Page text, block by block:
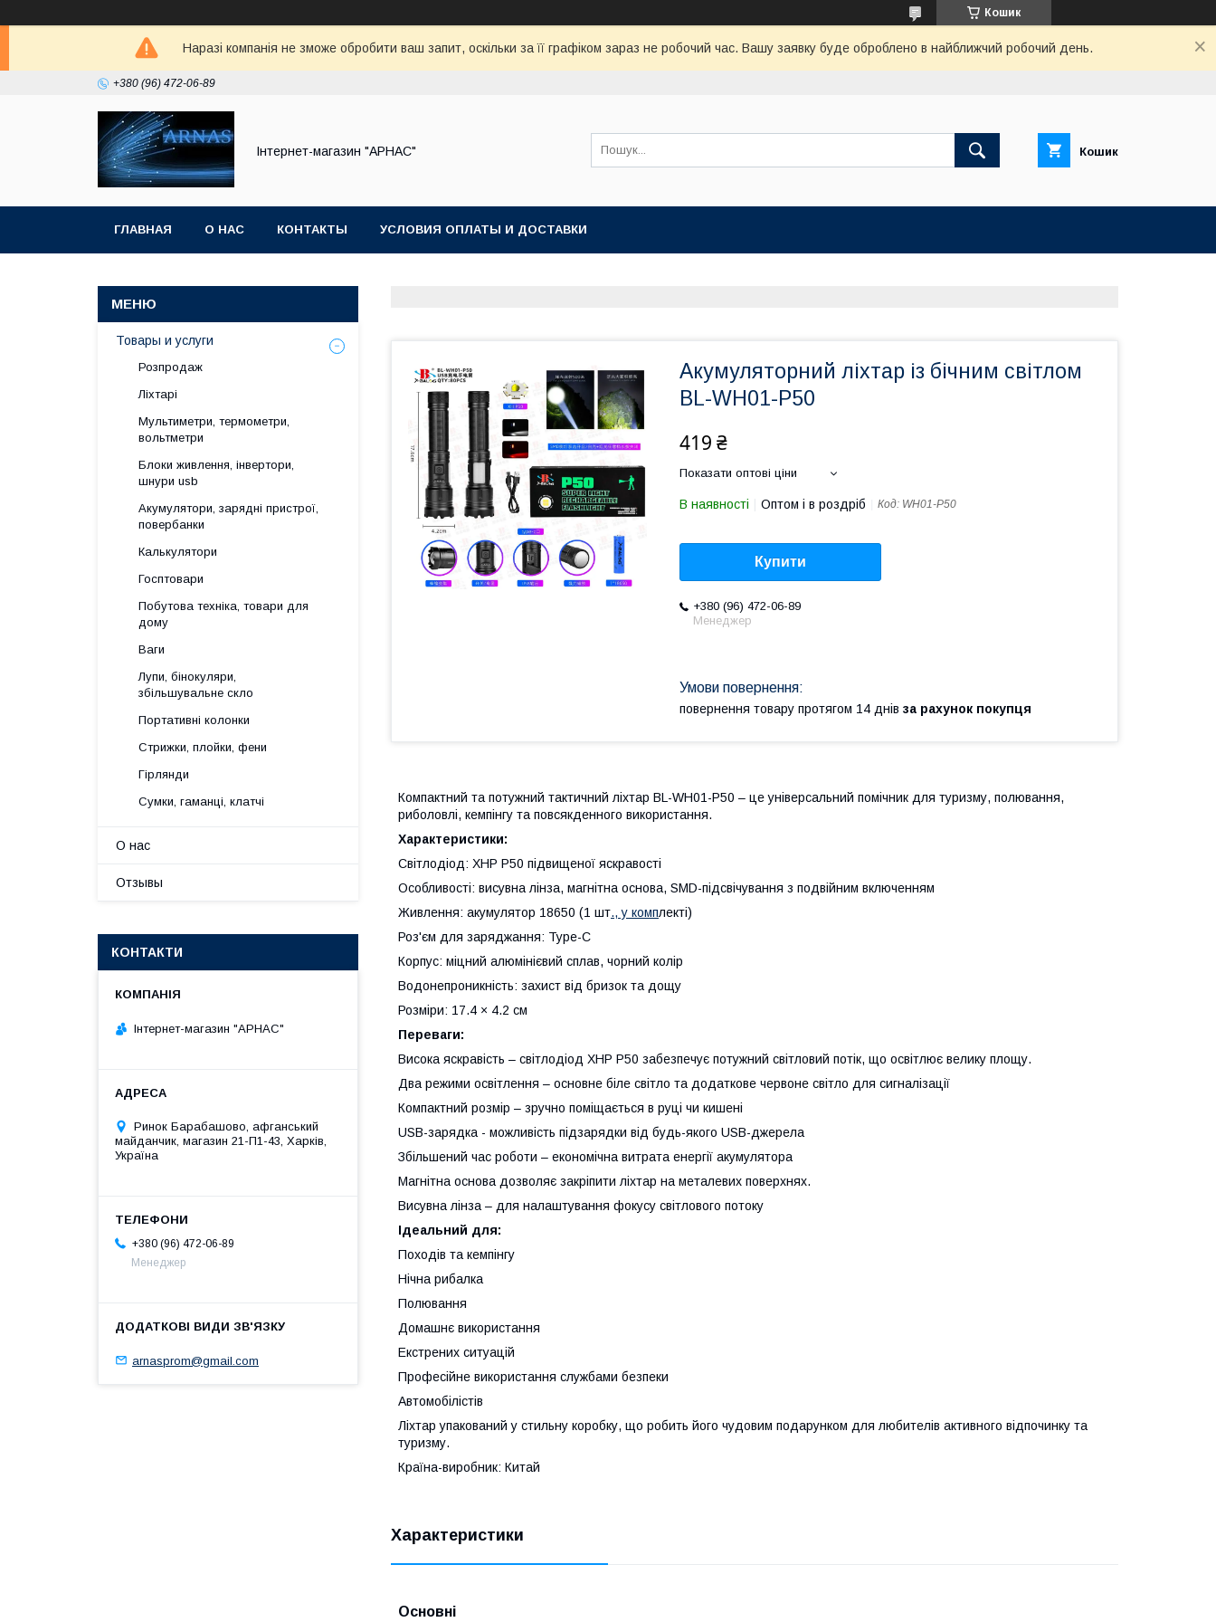
Кошик
Наразі компанія не зможе обробити ваш запит, оскільки за її графіком зараз не робочий час. Вашу заявку буде оброблено в найближчий робочий день.
+380 (96) 472-06-89
Інтернет-магазин "АРНАС" Кошик
ГЛАВНАЯ О НАС КОНТАКТЫ УСЛОВИЯ ОПЛАТЫ И ДОСТАВКИ
Акумуляторний ліхтар із бічним світлом
BL-WH01-P50
419 ₴
Показати оптові ціни
В наявності Оптом і в роздріб Код: WH01-P50
Купити
+380 (96) 472-06-89
Менеджер
повернення товару протягом 14 днів за рахунок покупця
Компактний та потужний тактичний ліхтар BL-WH01-P50 – це універсальний помічник для туризму, полювання,
риболовлі, кемпінгу та повсякденного використання.
Характеристики:
Світлодіод: XHP P50 підвищеної яскравості
Особливості: висувна лінза, магнітна основа, SMD-підсвічування з подвійним включенням
Живлення: акумулятор 18650 (1 шт., у комплекті)
Роз'єм для заряджання: Type-C
Корпус: міцний алюмінієвий сплав, чорний колір
Водонепроникність: захист від бризок та дощу
Розміри: 17.4 × 4.2 см
Переваги:
Висока яскравість – світлодіод XHP P50 забезпечує потужний світловий потік, що освітлює велику площу.
Два режими освітлення – основне біле світло та додаткове червоне світло для сигналізації
Компактний розмір – зручно поміщається в руці чи кишені
USB-зарядка - можливість підзарядки від будь-якого USB-джерела
Збільшений час роботи – економічна витрата енергії акумулятора
Магнітна основа дозволяє закріпити ліхтар на металевих поверхнях.
Висувна лінза – для налаштування фокусу світлового потоку
Ідеальний для:
Походів та кемпінгу
Нічна рибалка
Полювання
Домашнє використання
Екстрених ситуацій
Професійне використання службами безпеки
Автомобілістів
Ліхтар упакований у стильну коробку, що робить його чудовим подарунком для любителів активного відпочинку та
туризму.
Країна-виробник: Китай
Характеристики
Основні
Товары и услуги
Розпродаж
Ліхтарі
Мультиметри, термометри,
вольтметри
Блоки живлення, інвертори,
шнури usb
Акумулятори, зарядні пристрої,
повербанки
Калькулятори
Госптовари
Побутова техніка, товари для
дому
Ваги
Лупи, бінокуляри,
збільшувальне скло
Портативні колонки
Стрижки, плойки, фени
Гірлянди
Сумки, гаманці, клатчі
О нас
Отзывы
КОНТАКТИ
Інтернет-магазин "АРНАС"
Ринок Барабашово, афганський
майданчик, магазин 21-П1-43, Харків,
Україна
+380 (96) 472-06-89
Менеджер
arnasprom@gmail.com